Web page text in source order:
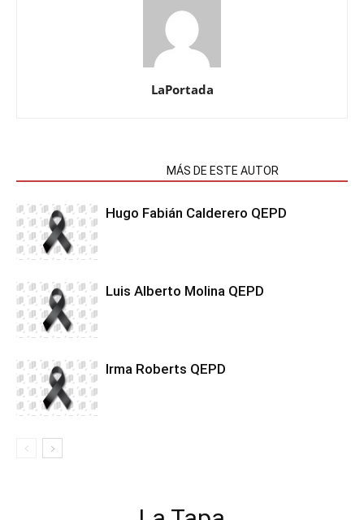
LaPortada
MÁS DE ESTE AUTOR
Hugo Fabián Calderero QEPD
Luis Alberto Molina QEPD
Irma Roberts QEPD